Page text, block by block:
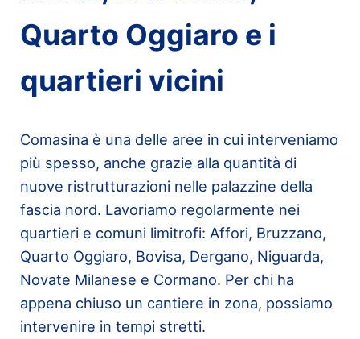
Quarto Oggiaro e i
quartieri vicini
Comasina è una delle aree in cui interveniamo
più spesso, anche grazie alla quantità di
nuove ristrutturazioni nelle palazzine della
fascia nord. Lavoriamo regolarmente nei
quartieri e comuni limitrofi: Affori, Bruzzano,
Quarto Oggiaro, Bovisa, Dergano, Niguarda,
Novate Milanese e Cormano. Per chi ha
appena chiuso un cantiere in zona, possiamo
intervenire in tempi stretti.